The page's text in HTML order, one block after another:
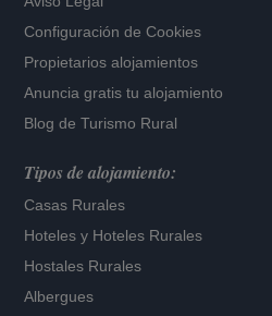
Configuración de Cookies
Propietarios alojamientos
Anuncia gratis tu alojamiento
Blog de Turismo Rural
Tipos de alojamiento:
Casas Rurales
Hoteles y Hoteles Rurales
Hostales Rurales
Albergues